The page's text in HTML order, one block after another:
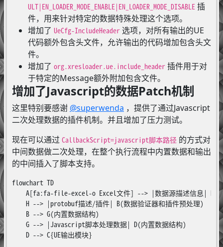
ULT|EN_LOADER_MODE_ENABLE|EN_LOADER_MODE_DISABLE插
件，用来针对特定的数据特殊处理这个选项。
增加了 UeCfg-IncludeHeader选项，对所有输出的UE
代码额外包含头文件，允许输出的代码增加包含头文
件。
增加了 org.xresloader.ue.include_header插件用于对
于特定的Message额外附加包含文件。
增加了Javascript的数据Patch机制
这里特别要感谢 @superwenda ，提供了通过Javascript
二次处理数据的插件机制。并且增加了压力测试。
现在可以通过 CallbackScript=javascript脚本路径的方式对
中间数据做二次处理，在整个执行流程中内置数据和输出
的中间插入了脚本支持。
flowchart TD
A[fa:fa-file-excel-o Excel文件] --> |数据源描述信息| H(
    H --> |protobuf描述/插件| B(数据验证器和插件预处理)
    B --> G(内置数据结构)
    G --> |Javascript脚本处理数据| D(内置数据结构)
    D --> C{UE输出模块}